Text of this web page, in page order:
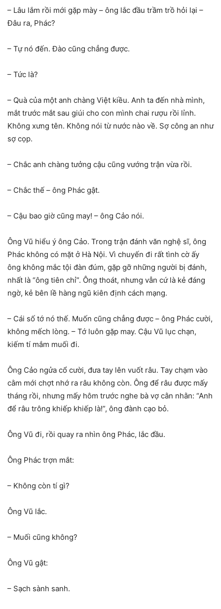
– Lâu lắm rồi mới gặp mày – ông lắc đầu trầm trồ hỏi lại –
Đâu ra, Phác?
– Tự nó đến. Đào cũng chẳng được.
– Tức là?
– Quà của một anh chàng Việt kiều. Anh ta đến nhà mình,
mắt trước mắt sau giúi cho con mình chai rượu rồi lỉnh.
Không xưng tên. Không nói từ nước nào về. Sợ công an như
sợ cọp.
– Chắc anh chàng tưởng cậu cũng vướng trận vừa rồi.
– Chắc thế – ông Phác gật.
– Cậu bao giờ cũng may! – ông Cảo nói.
Ông Vũ hiểu ý ông Cảo. Trong trận đánh văn nghệ sĩ, ông
Phác không có mặt ở Hà Nội. Vì chuyến đi rất tình cờ ấy
ông không mắc tội đàn đúm, gặp gỡ những người bị đánh,
nhất là “ông tiên chỉ”. Ông thoát, nhưng vẫn cứ là kẻ đáng
ngờ, kẻ bên lề hàng ngũ kiên định cách mạng.
– Cái số tớ nó thế. Muốn cũng chẳng được – ông Phác cười,
không mếch lòng. – Tớ luôn gặp may. Cậu Vũ lục chạn,
kiếm tí mắm muối đi.
Ông Cảo ngửa cổ cười, đưa tay lên vuốt râu. Tay chạm vào
cằm mới chợt nhớ ra râu không còn. Ông để râu được mấy
tháng rồi, nhưng mấy hôm trước nghe bà vợ cằn nhằn: “Anh
để râu trông khiếp khiếp là!”, ông đành cạo bỏ.
Ông Vũ đi, rồi quay ra nhìn ông Phác, lắc đầu.
Ông Phác trợn mắt:
– Không còn tí gì?
Ông Vũ lắc.
– Muối cũng không?
Ông Vũ gật:
– Sạch sành sanh.